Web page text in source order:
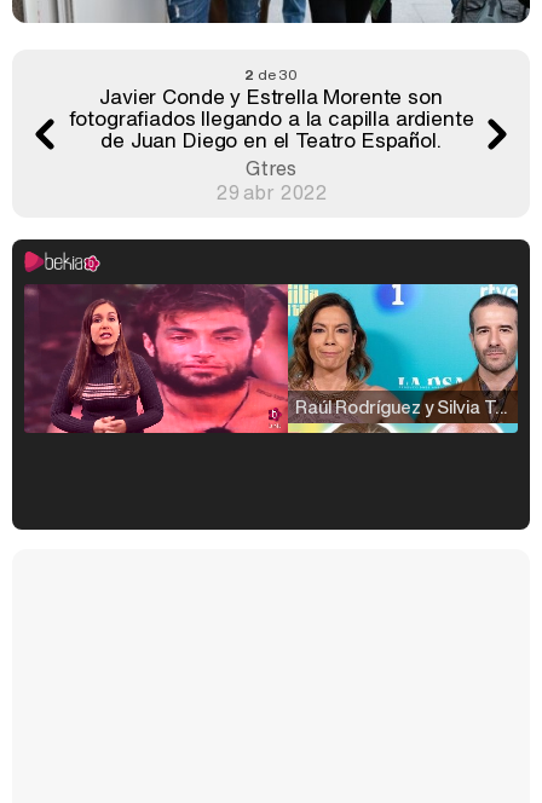
2 de 30
Javier Conde y Estrella Morente son
fotografiados llegando a la capilla ardiente
de Juan Diego en el Teatro Español.
Gtres
29 abr 2022
Raúl Rodríguez y Silvia Taulés nos cuentan su papel en 'La familia de la tele'